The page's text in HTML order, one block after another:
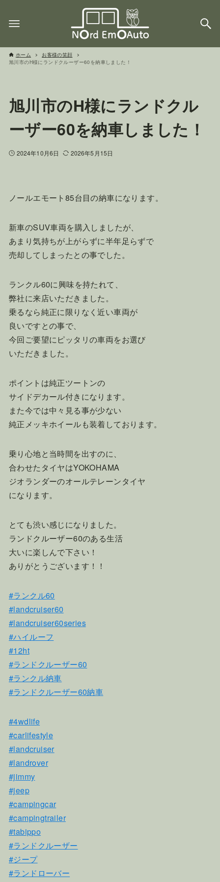
ホーム
お客様の笑顔
旭川市のH様にランドクルーザー60を納車しました！
旭川市のH様にランドクル
ーザー60を納車しました！
2024年10月6日 2026年5月15日
ノールエモート85台目の納車になります。
新車のSUV車両を購入しましたが、
あまり気持ちが上がらずに半年足らずで
売却してしまったとの事でした。
ランクル60に興味を持たれて、
弊社に来店いただきました。
乗るなら純正に限りなく近い車両が
良いですとの事で、
今回ご要望にピッタリの車両をお選び
いただきました。
ポイントは純正ツートンの
サイドデカール付きになります。
また今では中々見る事が少ない
純正メッキホイールも装着しております。
乗り心地と当時間を出すのに、
合わせたタイヤはYOKOHAMA
ジオランダーのオールテレーンタイヤ
になります。
とても渋い感じになりました。
ランドクルーザー60のある生活
大いに楽しんで下さい！
ありがとうございます！！
#ランクル60
#landcruiser60
#landcruiser60series
#ハイルーフ
#12ht
#ランドクルーザー60
#ランクル納車
#ランドクルーザー60納車
#4wdlife
#carlifestyle
#landcruiser
#landrover
#jimmy
#jeep
#campingcar
#campingtrailer
#tabippo
#ランドクルーザー
#ジープ
#ランドローバー